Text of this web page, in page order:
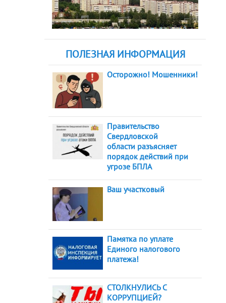
ПОЛЕЗНАЯ ИНФОРМАЦИЯ
Осторожно! Мошенники!
Правительство
Свердловской
области разъясняет
порядок действий при
угрозе БПЛА
Ваш участковый
Памятка по уплате
Единого налогового
платежа!
СТОЛКНУЛИСЬ С
КОРРУПЦИЕЙ?